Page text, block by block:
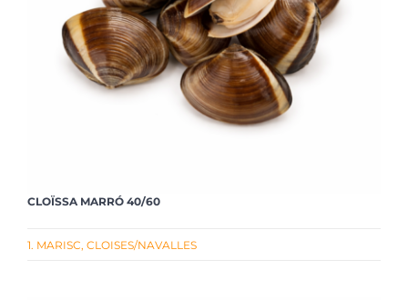
CLOÏSSA MARRÓ 40/60
1. MARISC, CLOISES/NAVALLES